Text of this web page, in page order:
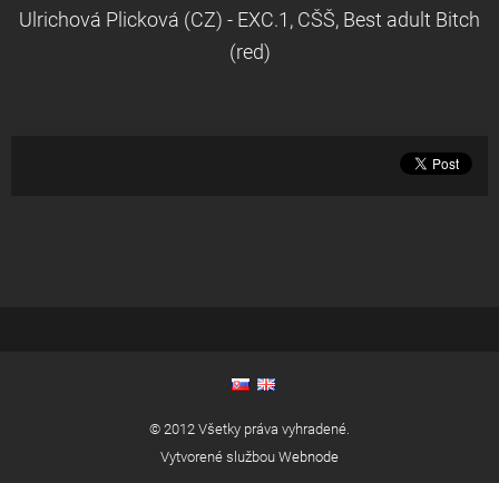
Ulrichová Plicková (CZ) - EXC.1, CŠŠ, Best adult Bitch
(red)
© 2012 Všetky práva vyhradené.
Vytvorené službou Webnode